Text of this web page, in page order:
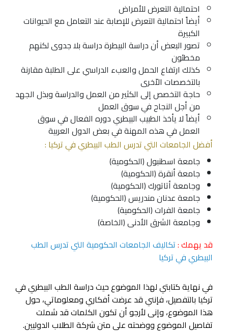
احتمالية التعرض للأمراض
أيضاً احتمالية التعرض للإصابة عند التعامل مع الحيوانات
الكبيرة
تصور البعض أن دراسة البيطرة دراسة بلا جدوى لكنهم
مخطئون
كذلك ارتفاع الحمل والعبء الدراسي على الطلبة مقارنة
بالتخصصات الاّخرى
حاجة التخصص إلى الكثير من العمل والدراسة وبذل الجهد
من أجل النجاح في سوق العمل
أيضاً لا يأخذ الطبيب البيطري دوره الفعال في سوق
العمل في هذه المهنة في بعض الدول العربية
أفضل الجامعات التي تدرس الطب البيطري في تركيا :
جامعة اسطنبول(الحكومية)
جامعة أنقرة (الحكومية)
وجامعة أتاتورك(الحكومية)
جامعة عدنان مندريس (الحكومية)
جامعة الفرات(الحكومية)
وجامعة الشرق الأدنى (الخاصة)
قد يهمك :تكاليف الجامعات الحكومية التي تدرس الطب
البيطري في تركيا
في نهاية كتابتي لهذا الموضوع حيث دراسة الطب البيطري في
تركيا بالتفصيل، فإنني قد عرضت أفكاري ومعلوماتي، حول
هذا الموضوع، وإنى لأرجو أن تكون الكلمات قد شملت
تفاصيل الموضوع ووضحته على متن شركة الطلاب الدوليين.